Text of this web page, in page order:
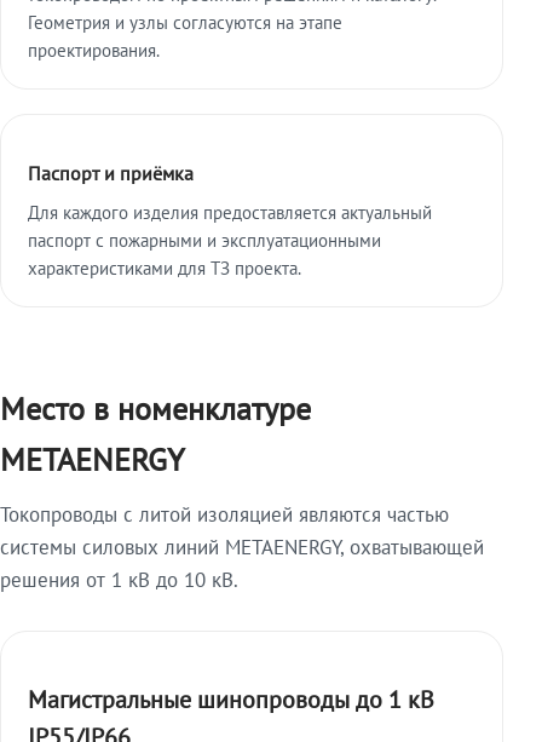
Геометрия и узлы согласуются на этапе
проектирования.
Паспорт и приёмка
Для каждого изделия предоставляется актуальный
паспорт с пожарными и эксплуатационными
характеристиками для ТЗ проекта.
Место в номенклатуре
METAENERGY
Токопроводы с литой изоляцией являются частью
системы силовых линий METAENERGY, охватывающей
решения от 1 кВ до 10 кВ.
Магистральные шинопроводы до 1 кВ